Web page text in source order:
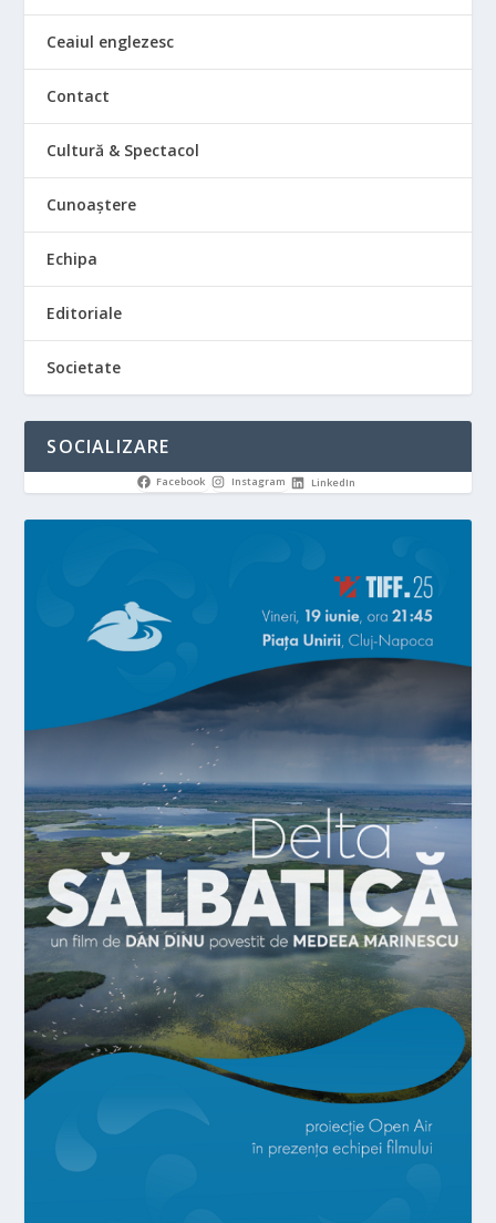
Ceaiul englezesc
Contact
Cultură & Spectacol
Cunoaștere
Echipa
Editoriale
Societate
SOCIALIZARE
Facebook Instagram LinkedIn